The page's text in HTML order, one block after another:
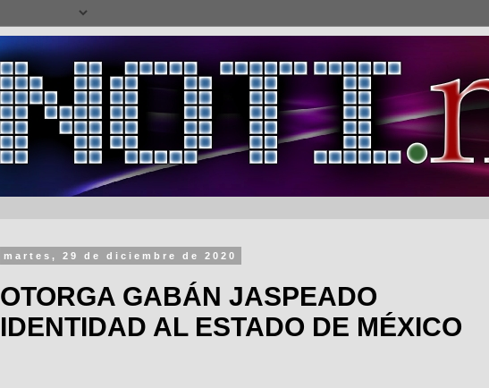
martes, 29 de diciembre de 2020
OTORGA GABÁN JASPEADO
IDENTIDAD AL ESTADO DE MÉXICO